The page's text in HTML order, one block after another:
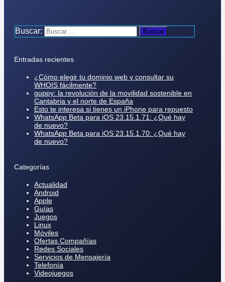
Buscar:
Entradas recientes
¿Cómo elegir tu dominio web y consultar su
WHOIS fácilmente?
guppy: la revolución de la movilidad sostenible en
Cantabria y el norte de España
Esto te interesa si tienes un iPhone para repuesto
WhatsApp Beta para iOS 23.15.1.71: ¿Qué hay
de nuevo?
WhatsApp Beta para iOS 23.15.1.70: ¿Qué hay
de nuevo?
Categorías
Actualidad
Android
Apple
Guías
Juegos
Linux
Móviles
Ofertas Compañías
Redes Sociales
Servicios de Mensajería
Telefonía
Videojuegos